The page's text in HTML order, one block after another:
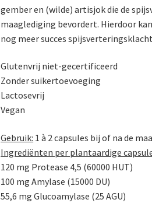
gember en (wilde) artisjok die de
maaglediging bevordert. Hierdoor kan
nog meer succes
Glutenvrij niet-gecertificeerd
Zonder suikertoevoeging
Lactosevrij
Vegan
Gebruik: 1 à 2 capsules bij of na de
Ingrediënten per plantaardige
120 mg Protease 4,5 (60000 HUT)
100 mg Amylase (15000 DU)
55,6 mg Glucoamylase (25 AGU)